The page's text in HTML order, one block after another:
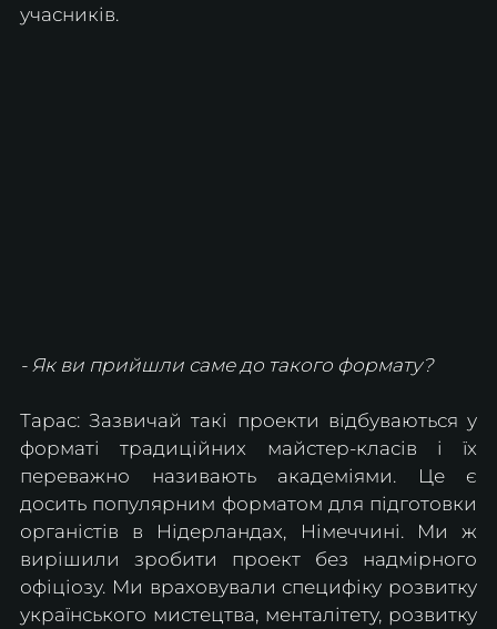
учасників.
- Як ви прийшли саме до такого формату?
Тарас: Зазвичай такі проекти відбуваються у
форматі традиційних майстер-класів і їх
переважно називають академіями. Це є
досить популярним форматом для підготовки
органістів в Нідерландах, Німеччині. Ми ж
вирішили зробити проект без надмірного
офіціозу. Ми враховували специфіку розвитку
українського мистецтва, менталітету, розвитку